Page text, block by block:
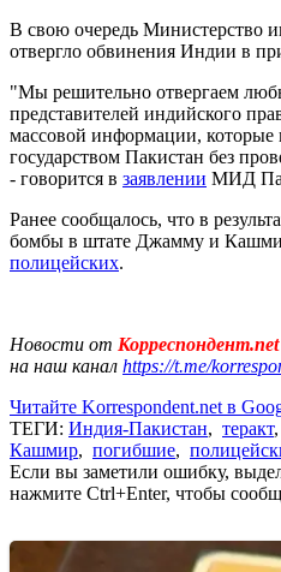
В свою очередь Министерство
отвергло обвинения Индии в
"Мы решительно отвергаем
представителей индийского
массовой информации, которые
государством Пакистан без
- говорится в заявлении МИД
Ранее сообщалось, что в
бомбы в штате Джамму и
полицейских.
Новости от Корреспондент.net
на наш канал https://t.me/
Читайте Korrespondent.net в
ТЕГИ: Индия-Пакистан, теракт,
Кашмир, погибшие,
Если вы заметили ошибку,
нажмите Ctrl+Enter, чтобы